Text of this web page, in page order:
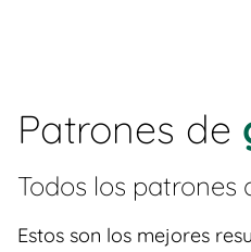
Patrones de
Todos los patrones
Estos son los mejores